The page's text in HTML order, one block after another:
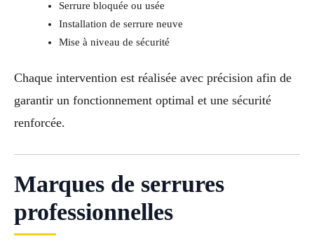
Serrure bloquée ou usée
Installation de serrure neuve
Mise à niveau de sécurité
Chaque intervention est réalisée avec précision afin de
garantir un fonctionnement optimal et une sécurité
renforcée.
Marques de serrures
professionnelles